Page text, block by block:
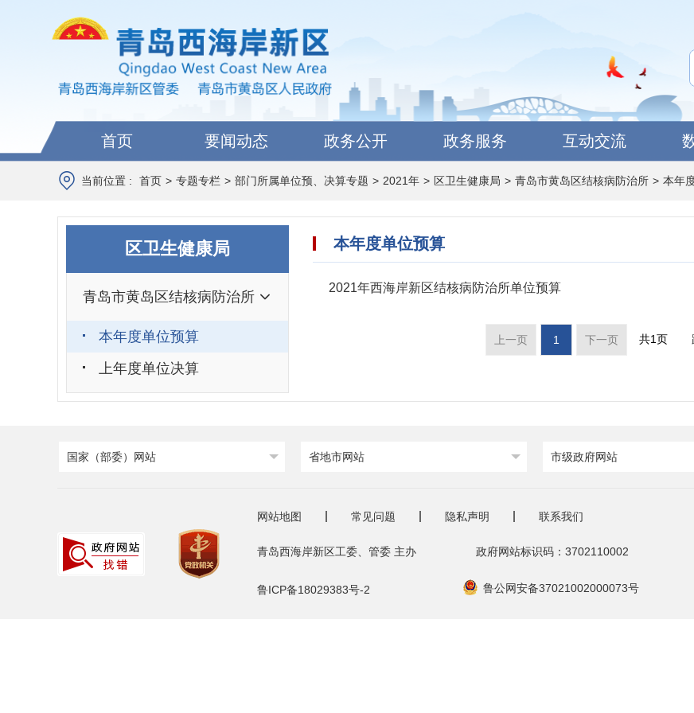
首页 要闻动态 政务公开 政务服务 互动交流
当前位置 : 首页 > 专题专栏 > 部门所属单位预、决算专题 > 2021年 > 区卫生健康局 > 青岛市黄岛区结核病防治所 > 本年
区卫生健康局
青岛市黄岛区结核病防治所
本年度单位预算
上年度单位决算
本年度单位预算
2021年西海岸新区结核病防治所单位预算
上一页 1 下一页 共1页
国家（部委）网站 省地市网站 市级政府网站
网站地图 常见问题 隐私声明 联系我们
青岛西海岸新区工委、管委 主办 政府网站标识码：3702110002
鲁ICP备18029383号-2 鲁公网安备37021002000073号